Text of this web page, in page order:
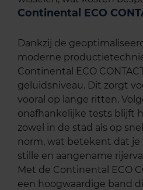
Continental ECO
Dankzij de
moderne
Continental ECO
geluidsniveau. Dit zorgt
vooral op lange ritten.
onafhankelijke tests blijft
zowel in de stad als op
norm, wat betekent dat
stille en aangename
Met de Continental ECO
een hoogwaardige band